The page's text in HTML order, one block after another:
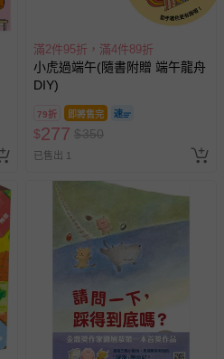
滿2件95折，滿4件89折
小虎過端午(隨書附贈 端午龍舟
DIY)
79折 即將售完
$277 $350
已售出 1